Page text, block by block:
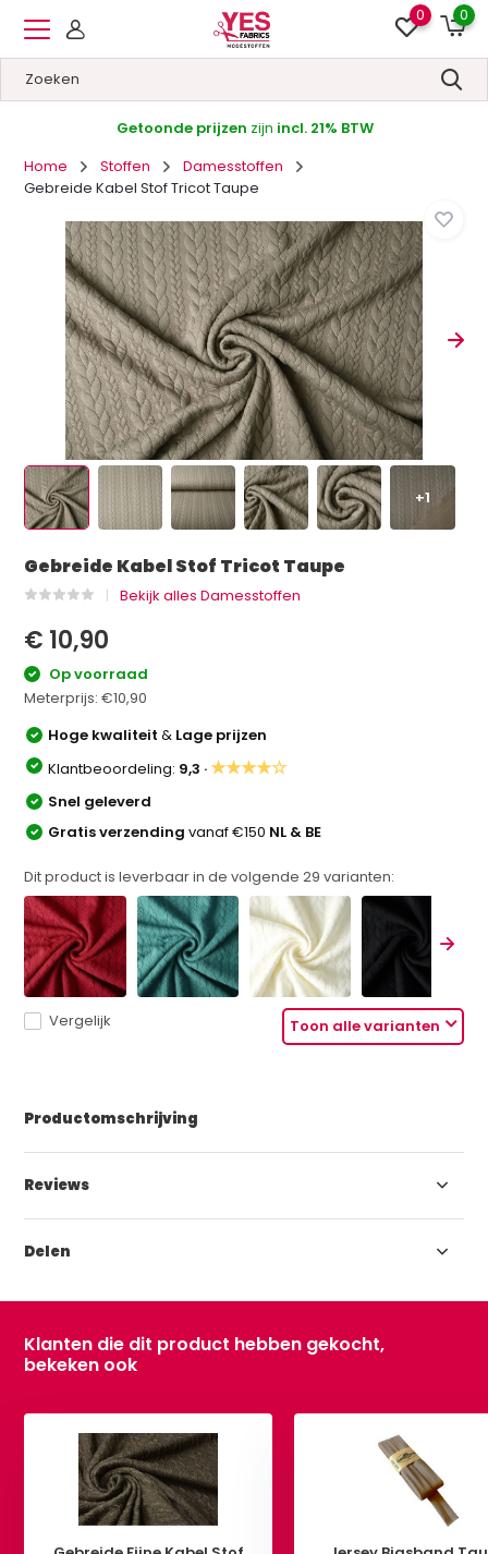
0 0
Getoonde prijzen zijn incl. 21% BTW
Home
Stoffen
Damesstoffen
Gebreide Kabel Stof Tricot Taupe
+1
Gebreide Kabel Stof Tricot Taupe
Bekijk alles Damesstoffen
€ 10,90
Op voorraad
Meterprijs:€10,90
Hoge kwaliteit& Lage prijzen
Klantbeoordeling: 9,3 ·★★★★☆
Snel geleverd
Gratis verzendingvanaf €150 NL & BE
Dit product is leverbaar in de volgende29 varianten:
Toon alle varianten
Vergelijk
Productomschrijving
Reviews
Delen
Klanten die dit product hebben gekocht,
bekeken ook